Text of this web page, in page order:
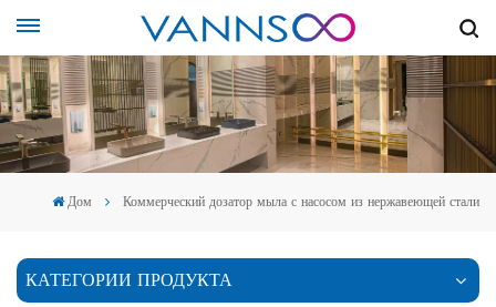
Дом Коммерческий дозатор мыла с насосом из нержавеющей стали
КАТЕГОРИИ ПРОДУКТА